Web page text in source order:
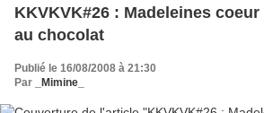
KKVKVK#26 : Madeleines
au chocolat
Publié le 16/08/2008 à 21:30
Par
_Mimine_